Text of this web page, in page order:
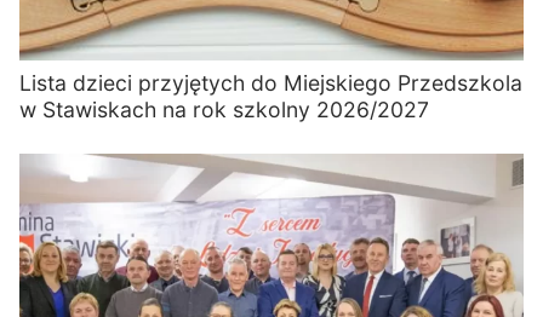
Lista dzieci przyjętych do Miejskiego Przedszkola
w Stawiskach na rok szkolny 2026/2027